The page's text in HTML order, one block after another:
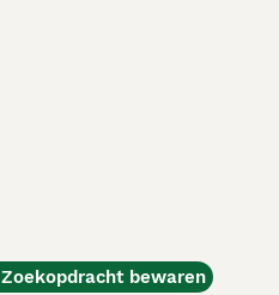
Zoekopdracht bewaren